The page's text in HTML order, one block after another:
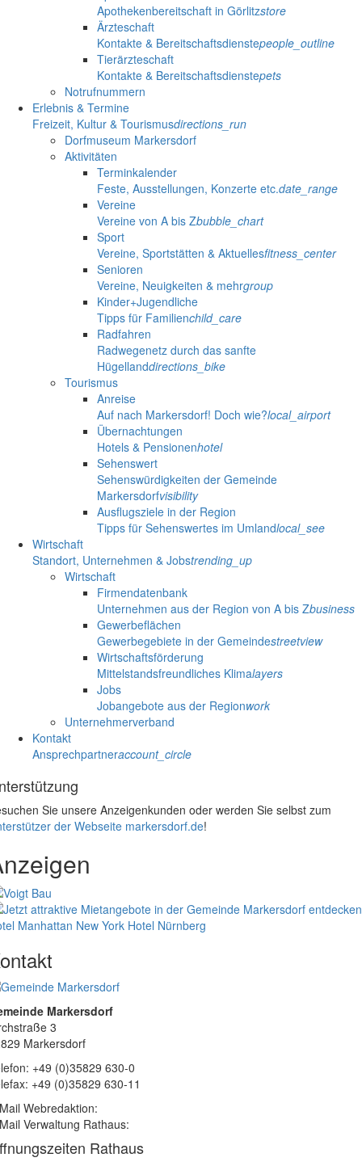
Apothekenbereitschaft in Görlitzstore
Ärzteschaft
Kontakte & Bereitschaftsdienstepeople_outline
Tierärzteschaft
Kontakte & Bereitschaftsdienstepets
Notrufnummern
Erlebnis & Termine
Freizeit, Kultur & Tourismusdirections_run
Dorfmuseum Markersdorf
Aktivitäten
Terminkalender
Feste, Ausstellungen, Konzerte etc.date_range
Vereine
Vereine von A bis Zbubble_chart
Sport
Vereine, Sportstätten & Aktuellesfitness_center
Senioren
Vereine, Neuigkeiten & mehrgroup
Kinder+Jugendliche
Tipps für Familienchild_care
Radfahren
Radwegenetz durch das sanfte
Hügellanddirections_bike
Tourismus
Anreise
Auf nach Markersdorf! Doch wie?local_airport
Übernachtungen
Hotels & Pensionenhotel
Sehenswert
Sehenswürdigkeiten der Gemeinde
Markersdorfvisibility
Ausflugsziele in der Region
Tipps für Sehenswertes im Umlandlocal_see
Wirtschaft
Standort, Unternehmen & Jobstrending_up
Wirtschaft
Firmendatenbank
Unternehmen aus der Region von A bis Zbusiness
Gewerbeflächen
Gewerbegebiete in der Gemeindestreetview
Wirtschaftsförderung
Mittelstandsfreundliches Klimalayers
Jobs
Jobangebote aus der Regionwork
Unternehmerverband
Kontakt
Ansprechpartneraccount_circle
Sie unsere Anzeigenkunden oder werden Sie selbst zum
der Webseite markersdorf.de!
Manhattan New York Hotel Nürnberg
Markersdorf
3
Markersdorf
+49 (0)35829 630-0
+49 (0)35829 630-11
Webredaktion:
Verwaltung Rathaus:
Rathaus